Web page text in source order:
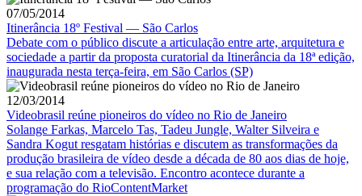
07/05/2014
Itinerância 18º Festival — São Carlos
Debate com o público discute a articulação entre arte, arquitetura e
sociedade a partir da proposta curatorial da Itinerância da 18ª edição,
inaugurada nesta terça-feira, em São Carlos (SP)
12/03/2014
Videobrasil reúne pioneiros do vídeo no Rio de Janeiro
Solange Farkas, Marcelo Tas, Tadeu Jungle, Walter Silveira e
Sandra Kogut resgatam histórias e discutem as transformações da
produção brasileira de vídeo desde a década de 80 aos dias de hoje,
e sua relação com a televisão. Encontro acontece durante a
programação do RioContentMarket